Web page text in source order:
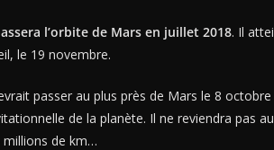
l’orbite de Mars en juillet 2018. Il
le 19 novembre.
passer au plus près de Mars le 8
de la planète. Il ne reviendra pas
millions de km…